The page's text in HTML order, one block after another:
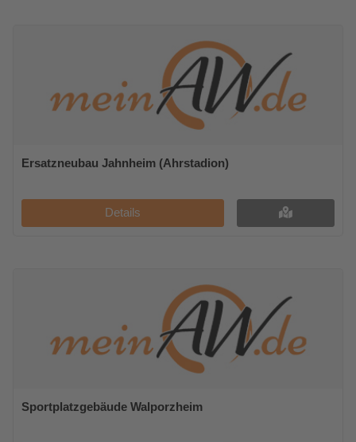
Ersatzneubau Jahnheim (Ahrstadion)
Details
Sportplatzgebäude Walporzheim